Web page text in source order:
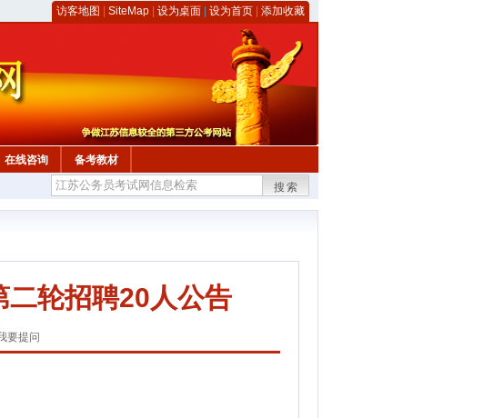
访客地图 SiteMap 设为桌面 设为首页 添加收藏
在线咨询
备考教材
搜索
轮招聘20人公告
要提问